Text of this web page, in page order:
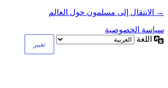
→ الانتقال إلى مسلمون حول العالم
سياسة الخصوصية
اللغة